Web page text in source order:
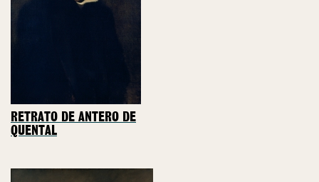
RETRATO DE ANTERO DE
QUENTAL